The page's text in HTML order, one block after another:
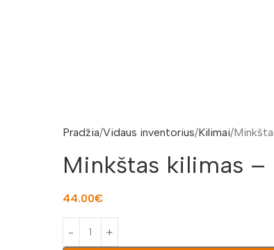
Pradžia Vidaus inventorius Kilimai
Minkštas kilimas
44.00€